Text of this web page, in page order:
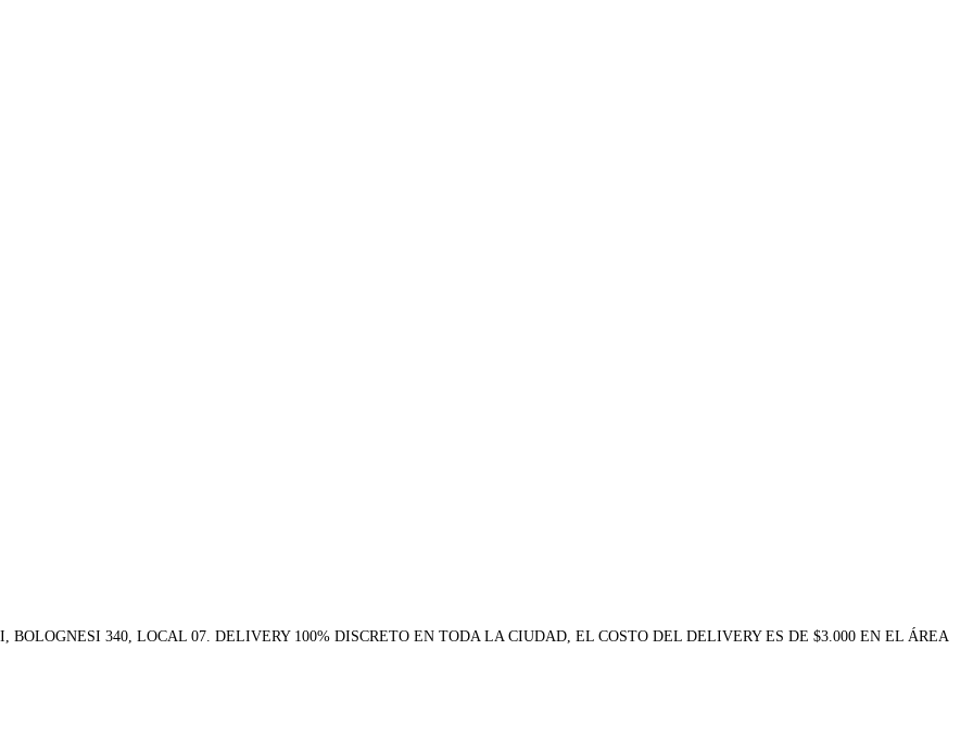
340, LOCAL 07. DELIVERY 100% DISCRETO EN TODA LA CIUDAD, EL COSTO DEL DELIVERY ES DE $3.000 EN EL ÁREA